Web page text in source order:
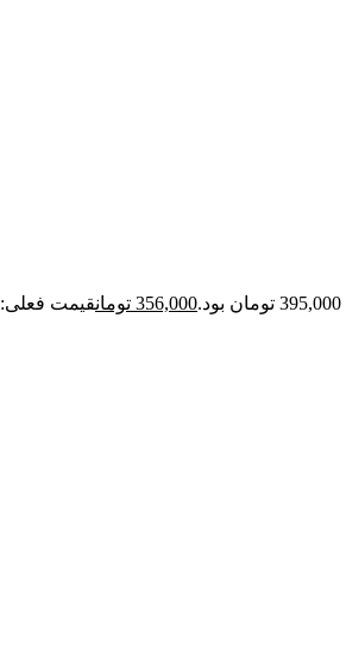
356,000 تومانقیمت فعلی: 356,000 تومان.